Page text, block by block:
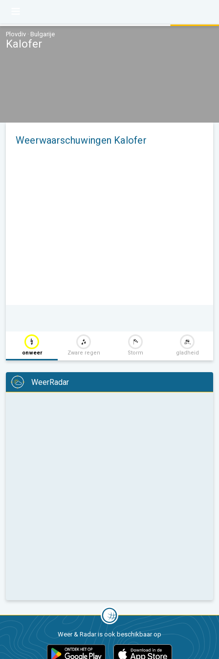
Plovdiv · Bulgarije
Kalofer
Weerwaarschuwingen Kalofer
onweer Zware regen Storm gladheid
WeerRadar
Weer & Radar is ook beschikbaar op